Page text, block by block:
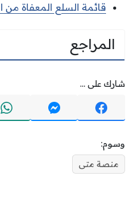
قائمة السلع المعفاة من
المراجع
شارك على ...
وسوم:
منصة متى